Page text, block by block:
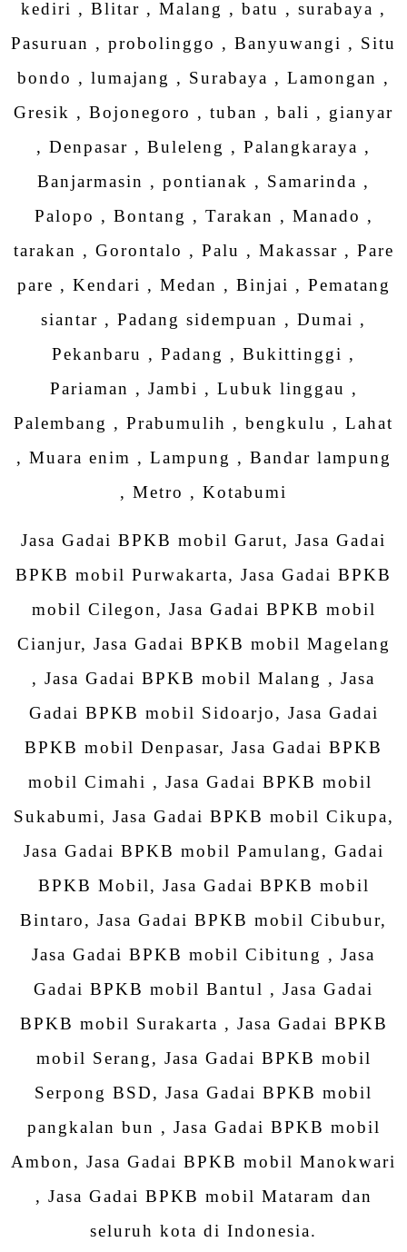
kediri , Blitar , Malang , batu , surabaya ,
Pasuruan , probolinggo , Banyuwangi , Situ
bondo , lumajang , Surabaya , Lamongan ,
Gresik , Bojonegoro , tuban , bali , gianyar
, Denpasar , Buleleng , Palangkaraya ,
Banjarmasin , pontianak , Samarinda ,
Palopo , Bontang , Tarakan , Manado ,
tarakan , Gorontalo , Palu , Makassar , Pare
pare , Kendari , Medan , Binjai , Pematang
siantar , Padang sidempuan , Dumai ,
Pekanbaru , Padang , Bukittinggi ,
Pariaman , Jambi , Lubuk linggau ,
Palembang , Prabumulih , bengkulu , Lahat
, Muara enim , Lampung , Bandar lampung
, Metro , Kotabumi
Jasa Gadai BPKB mobil Garut, Jasa Gadai
BPKB mobil Purwakarta, Jasa Gadai BPKB
mobil Cilegon, Jasa Gadai BPKB mobil
Cianjur, Jasa Gadai BPKB mobil Magelang
, Jasa Gadai BPKB mobil Malang , Jasa
Gadai BPKB mobil Sidoarjo, Jasa Gadai
BPKB mobil Denpasar, Jasa Gadai BPKB
mobil Cimahi , Jasa Gadai BPKB mobil
Sukabumi, Jasa Gadai BPKB mobil Cikupa,
Jasa Gadai BPKB mobil Pamulang, Gadai
BPKB Mobil, Jasa Gadai BPKB mobil
Bintaro, Jasa Gadai BPKB mobil Cibubur,
Jasa Gadai BPKB mobil Cibitung , Jasa
Gadai BPKB mobil Bantul , Jasa Gadai
BPKB mobil Surakarta , Jasa Gadai BPKB
mobil Serang, Jasa Gadai BPKB mobil
Serpong BSD, Jasa Gadai BPKB mobil
pangkalan bun , Jasa Gadai BPKB mobil
Ambon, Jasa Gadai BPKB mobil Manokwari
, Jasa Gadai BPKB mobil Mataram dan
seluruh kota di Indonesia.